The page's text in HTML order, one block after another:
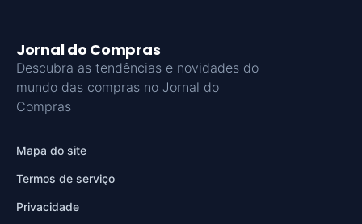
Jornal do Compras
Descubra as tendências e novidades do
mundo das compras no Jornal do
Compras
Mapa do site
Termos de serviço
Privacidade